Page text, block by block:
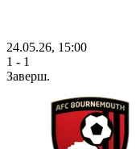
24.05.26, 15:00
1 - 1
Заверш.